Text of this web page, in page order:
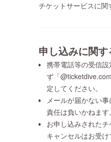
チケットサービスに関
申し込みに関
携帯電話等の受信
ず「
定してください。
メールが届かない
責任は負いかねます。
お申し込みされた
キャンセルはお受